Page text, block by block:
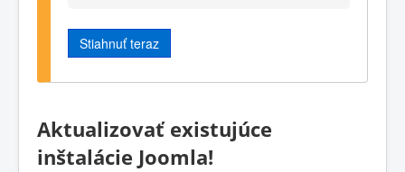
Stiahnuť teraz
Aktualizovať existujúce
inštalácie Joomla!